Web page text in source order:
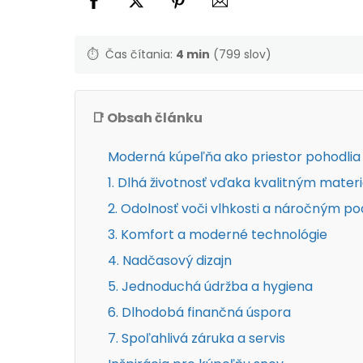
⏱️ Čas čítania: 4 min (799 slov)
📑 Obsah článku
Moderná kúpeľňa ako priestor pohodlia
1. Dlhá životnosť vďaka kvalitným
2. Odolnosť voči vlhkosti a náročným
3. Komfort a moderné technológie
4. Nadčasový dizajn
5. Jednoduchá údržba a hygiena
6. Dlhodobá finančná úspora
7. Spoľahlivá záruka a servis